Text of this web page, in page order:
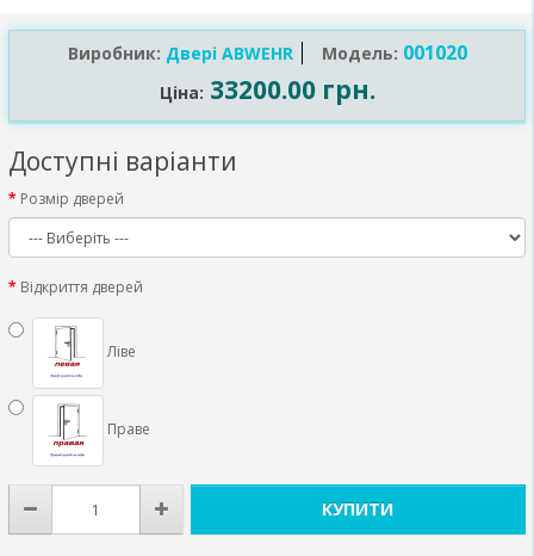
Виробник: Двері ABWEHR Модель: 001020
Ціна: 33200.00 грн.
Доступні варіанти
Розмір дверей
Відкриття дверей
Ліве
Праве
КУПИТИ